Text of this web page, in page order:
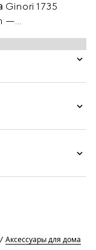
1735
—
Jouy в виде
винтажного
в виде
Аксессуары для дома